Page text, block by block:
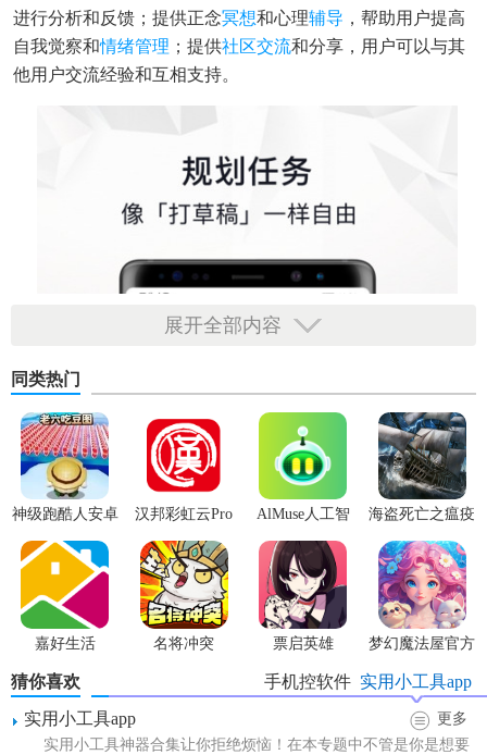
进行分析和反馈；提供正念冥想和心理辅导 ，帮助用户提高
自我觉察和情绪管理 ；提供社区交流和分享，用户可以与其
他用户交流经验和互相支持。
展开全部内容
同类热门
神级跑酷人安卓
版
汉邦彩虹云Pro
AlMuse人工智
能助手APP最新
版
海盗死亡之瘟疫
嘉好生活 名将冲突 票启英雄
梦幻魔法屋官方
版
猜你喜欢 实用小工具app
手机控软件
实用小工具app
更多
实用小工具神器合集让你拒绝烦恼！在本专题中不管是你是想要